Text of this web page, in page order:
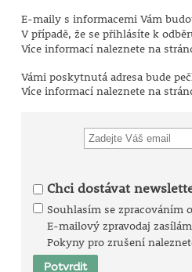
E-maily s informacemi Vám
V případě, že se přihlásíte k
Více informací naleznete na
Vámi poskytnutá adresa bude
Více informací naleznete na
Chci dostávat
Souhlasím se zpracováním
E-mailový zpravodaj
Pokyny pro zrušení